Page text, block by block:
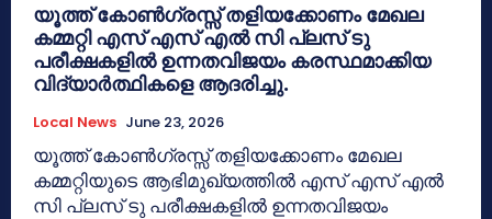
യൂത്ത് കോൺഗ്രസ്സ് തളിയക്കോണം മേഖല
കമ്മറ്റി എസ് എസ് എൽ സി പ്ലസ് ടു
പരീക്ഷകളിൽ ഉന്നതവിജയം കരസ്ഥമാക്കിയ
വിദ്യാർത്ഥികളെ ആദരിച്ചു.
Local News June 23, 2026
യൂത്ത് കോൺഗ്രസ്സ് തളിയക്കോണം മേഖല
കമ്മറ്റിയുടെ ആഭിമുഖ്യത്തിൽ എസ് എസ് എൽ
സി പ്ലസ് ടു പരീക്ഷകളിൽ ഉന്നതവിജയം